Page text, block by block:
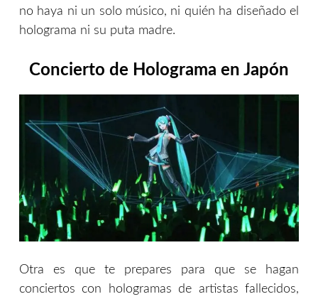
no haya ni un solo músico, ni quién ha diseñado el
holograma ni su puta madre.
Concierto de Holograma en Japón
Otra es que te prepares para que se hagan
conciertos con hologramas de artistas fallecidos,